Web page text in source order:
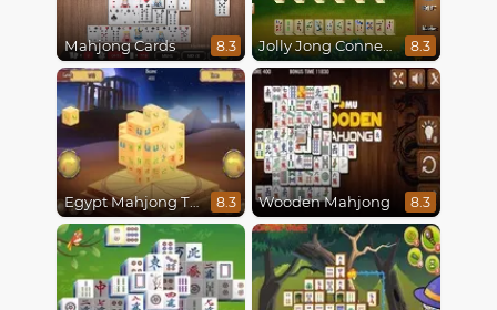
Mahjong Cards 8.3 Jolly Jong Connect 8.3
Egypt Mahjong Triple Dimensions 8.3 Wooden Mahjong 8.3